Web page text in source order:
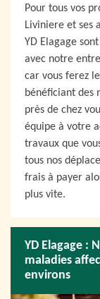
Pour tous vos
Liviniere et ses
YD Elagage
avec notre
car vous ferez
bénéficiant des
près de chez
équipe à votre
travaux que
tous nos
frais à payer
plus vite.
YD Elagage :
maladies
environs